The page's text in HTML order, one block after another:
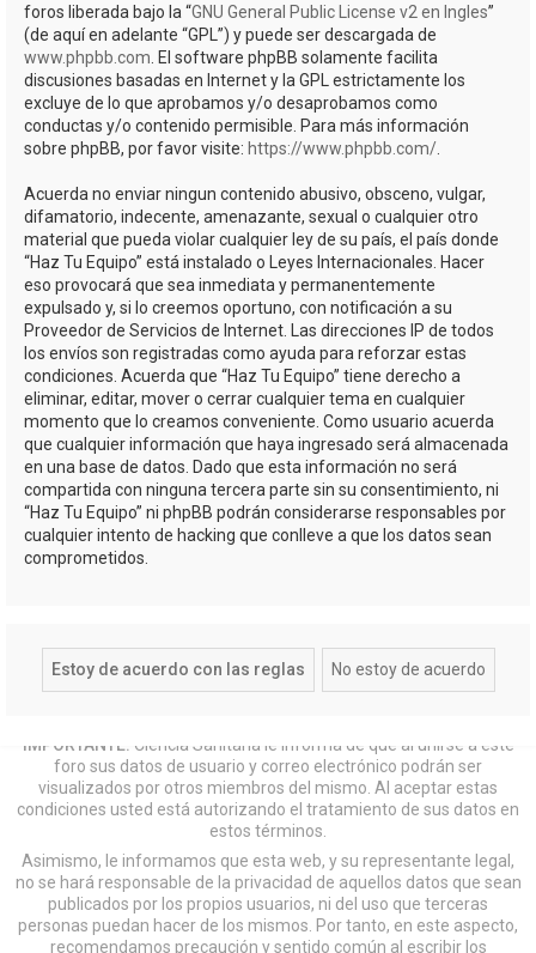
foros liberada bajo la “GNU General Public License v2 en Ingles”
(de aquí en adelante “GPL”) y puede ser descargada de
www.phpbb.com . El software phpBB solamente facilita
discusiones basadas en Internet y la GPL estrictamente los
excluye de lo que aprobamos y/o desaprobamos como
conductas y/o contenido permisible. Para más información
sobre phpBB, por favor visite: https://www.phpbb.com/
Acuerda no enviar ningun contenido abusivo, obsceno, vulgar,
difamatorio, indecente, amenazante, sexual o cualquier otro
material que pueda violar cualquier ley de su país, el país donde
“Haz Tu Equipo” está instalado o Leyes Internacionales. Hacer
eso provocará que sea inmediata y permanentemente
expulsado y, si lo creemos oportuno, con notificación a su
Proveedor de Servicios de Internet. Las direcciones IP de todos
los envíos son registradas como ayuda para reforzar estas
condiciones. Acuerda que “Haz Tu Equipo” tiene derecho a
eliminar, editar, mover o cerrar cualquier tema en cualquier
momento que lo creamos conveniente. Como usuario acuerda
que cualquier información que haya ingresado será almacenada
en una base de datos. Dado que esta información no será
compartida con ninguna tercera parte sin su consentimiento, ni
“Haz Tu Equipo” ni phpBB podrán considerarse responsables por
cualquier intento de hacking que conlleve a que los datos sean
comprometidos.
IMPORTANTE: Ciencia Sanitaria le informa de que al unirse a este
foro sus datos de usuario y correo electrónico podrán ser
visualizados por otros miembros del mismo. Al aceptar estas
condiciones usted está autorizando el tratamiento de sus datos en
estos términos.
Asimismo, le informamos que esta web, y su representante legal,
no se hará responsable de la privacidad de aquellos datos que sean
publicados por los propios usuarios, ni del uso que terceras
personas puedan hacer de los mismos. Por tanto, en este aspecto,
recomendamos precaución y sentido común al escribir los